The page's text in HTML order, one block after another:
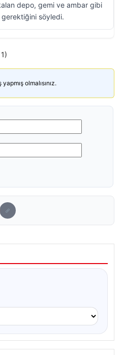
depo, gemi ve ambar gibi
gerektiğini söyledi.
olmalısınız.